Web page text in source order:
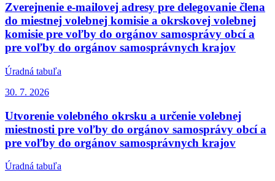
Zverejnenie e-mailovej adresy pre delegovanie člena
do miestnej volebnej komisie a okrskovej volebnej
komisie pre voľby do orgánov samosprávy obcí a
pre voľby do orgánov samosprávnych krajov
Úradná tabuľa
30. 7. 2026
Utvorenie volebného okrsku a určenie volebnej
miestnosti pre voľby do orgánov samosprávy obcí a
pre voľby do orgánov samosprávnych krajov
Úradná tabuľa